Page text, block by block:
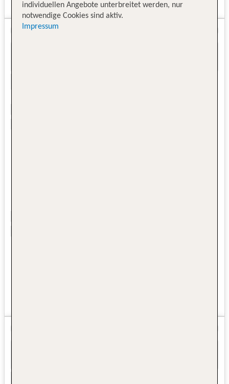
individuellen Angebote unterbreitet werden, nur
notwendige Cookies sind aktiv.
Impressum